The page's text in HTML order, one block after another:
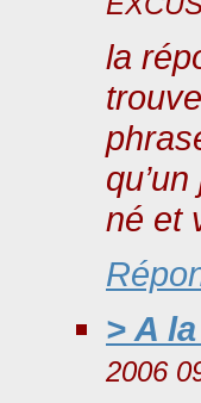
la
né et
> A
2006